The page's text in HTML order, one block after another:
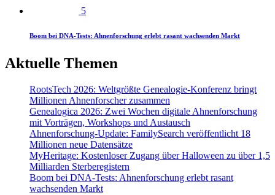
5
Boom bei DNA-Tests: Ahnenforschung erlebt rasant wachsenden Markt
Aktuelle Themen
RootsTech 2026: Weltgrößte Genealogie-Konferenz bringt
Millionen Ahnenforscher zusammen
Genealogica 2026: Zwei Wochen digitale Ahnenforschung
mit Vorträgen, Workshops und Austausch
Ahnenforschung-Update: FamilySearch veröffentlicht 18
Millionen neue Datensätze
MyHeritage: Kostenloser Zugang über Halloween zu über 1,5
Milliarden Sterberegistern
Boom bei DNA-Tests: Ahnenforschung erlebt rasant
wachsenden Markt